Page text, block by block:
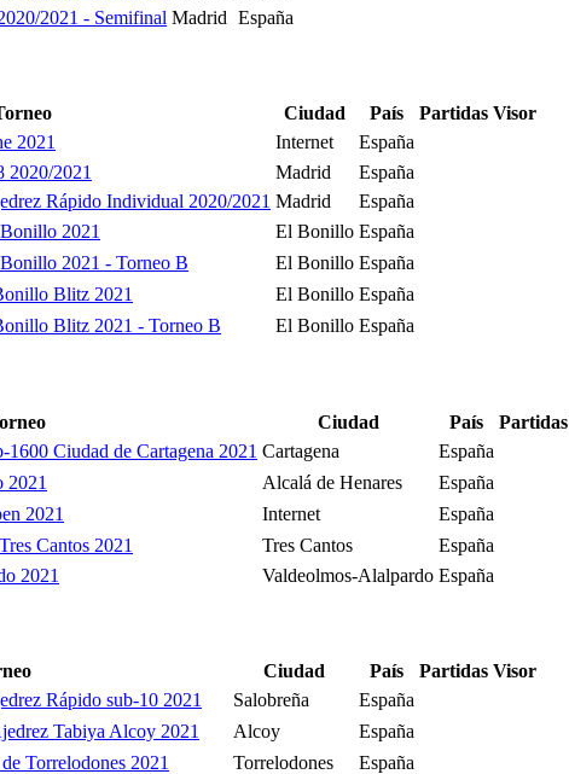
2021 - Semifinal Madrid España
Ciudad País Partidas Visor
2021 Internet
España
2020/2021 Madrid
España
Rápido Individual 2020/2021 Madrid
España
2021 El Bonillo España
2021 - Torneo B El Bonillo España
Blitz 2021 El Bonillo España
Blitz 2021 - Torneo B El Bonillo España
Ciudad País Partidas
Ciudad de Cartagena 2021 Cartagena
España
2021 Alcalá de Henares
España
2021 Internet
España
Cantos 2021 Tres Cantos
España
2021 Valdeolmos-Alalpardo España
Ciudad País Partidas Visor
Rápido sub-10 2021 Salobreña
España
Tabiya Alcoy 2021 Alcoy
España
Torrelodones 2021 Torrelodones
España